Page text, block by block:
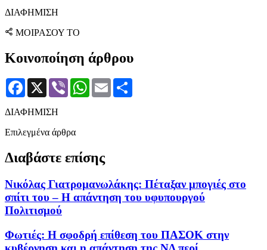
ΔΙΑΦΗΜΙΣΗ
ΜΟΙΡΑΣΟΥ ΤΟ
Κοινοποίηση άρθρου
Facebook
X Viber WhatsApp
Email
ΔΙΑΦΗΜΙΣΗ
Επιλεγμένα άρθρα
Διαβάστε επίσης
Νικόλας Γιατρομανωλάκης: Πέταξαν μπογιές στο
σπίτι του – Η απάντηση του υφυπουργού
Πολιτισμού
Φωτιές: Η σφοδρή επίθεση του ΠΑΣΟΚ στην